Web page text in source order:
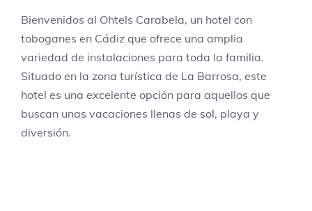
Bienvenidos al Ohtels Carabela, un hotel con
toboganes en Cádiz que ofrece una amplia
variedad de instalaciones para toda la familia.
Situado en la zona turística de La Barrosa, este
hotel es una excelente opción para aquellos que
buscan unas vacaciones llenas de sol, playa y
diversión.